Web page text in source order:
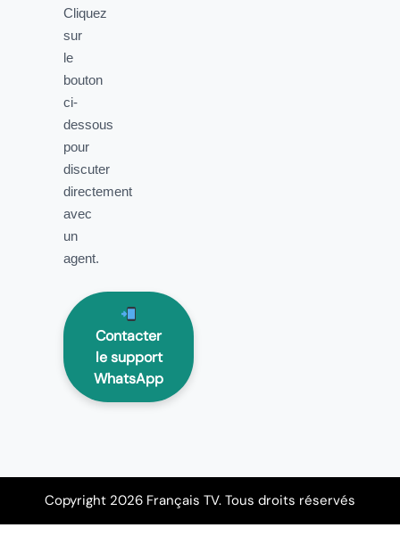
Cliquez
sur
le
bouton
ci-
dessous
pour
discuter
directement
avec
un
agent.
Contacter
le support
WhatsApp
Copyright 2026 Français TV. Tous droits réservés